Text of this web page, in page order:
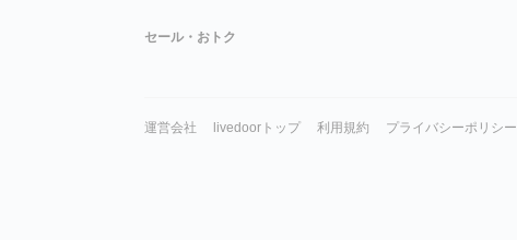
セール・おトク
運営会社 livedoorトップ 利用規約 プライバシーポリシー